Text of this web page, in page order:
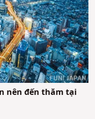
nên đến thăm tại